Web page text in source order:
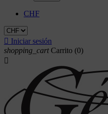
CHF
 Iniciar sesión
shopping_cart Carrito (0)
